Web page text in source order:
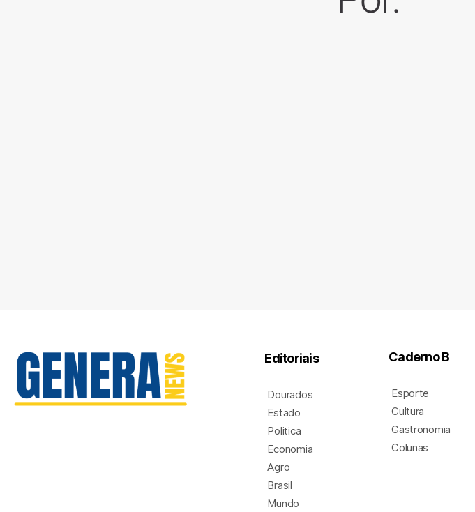
Editoriais
Dourados
Estado
Politica
Economia
Agro
Brasil
Mundo
Caderno B
Esporte
Cultura
Gastronomia
Colunas